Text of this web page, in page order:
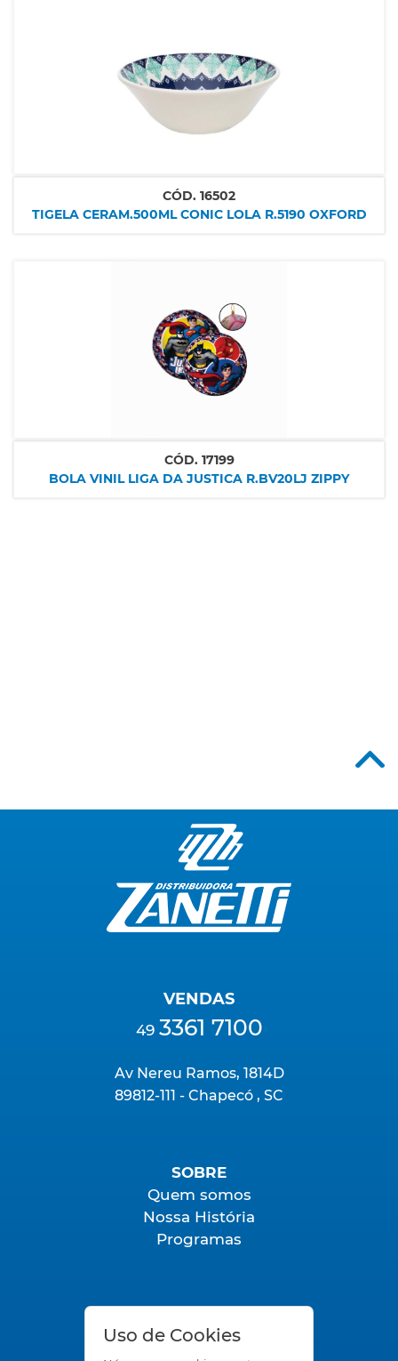
Uso de Cookies
CÓD. 16502
TIGELA CERAM.500ML CONIC LOLA R.5190 OXFORD
CÓD. 17199
BOLA VINIL LIGA DA JUSTICA R.BV20LJ ZIPPY
VENDAS
49 3361 7100
Av Nereu Ramos, 1814D
89812-111 - Chapecó , SC
SOBRE
Quem somos
Nossa História
Programas
SAC